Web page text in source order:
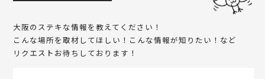
大阪のステキな情報を教えてください！
こんな場所を取材してほしい！こんな情報が知りたい！など
リクエストお待ちしております！